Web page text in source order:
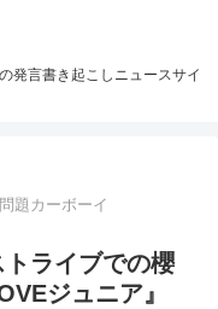
発言書き起こしニュースサイ
題カーボーイ
ライブでの櫻
ジュニア』